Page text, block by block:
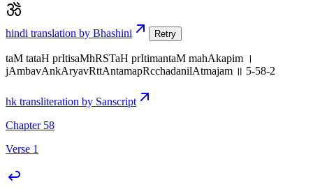
hindi translation by Bhashini Retry
taM tataH prItisaMhRSTaH prItimantaM mahAkapim ।
jAmbavAnkAryavRttAntamapRcchadanilAtmajam ॥ 5-58-2
hk transliteration by Sanscript
Chapter 58
Verse 1